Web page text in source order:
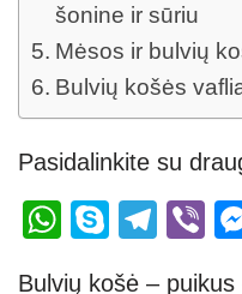
šonine ir sūriu
Mėsos ir bulvių
Bulvių košės
Pasidalinkite su
W
S
T
Vi
Bulvių košė –